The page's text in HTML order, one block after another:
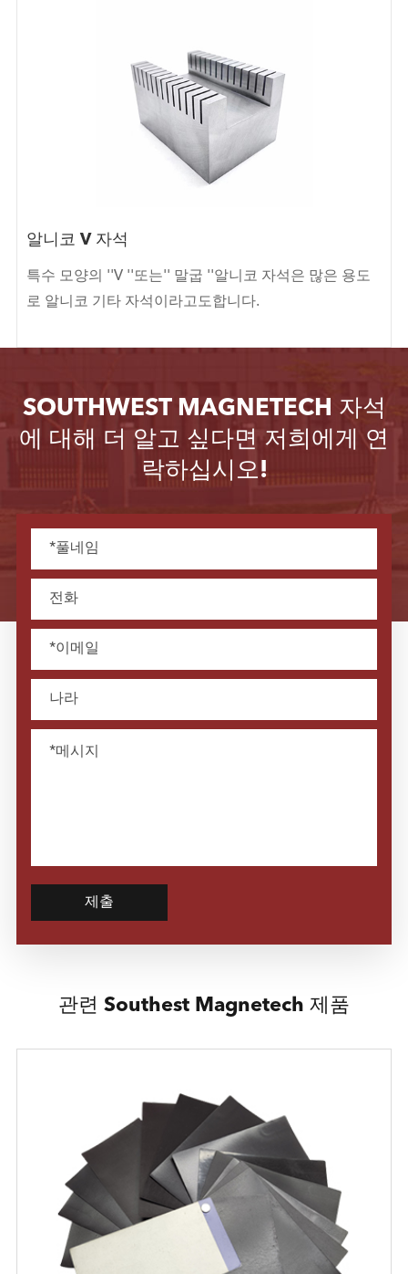
알니코 V 자석
특수 모양의 ''V ''또는'' 말굽 ''알니코 자석은 많은 용도
로 알니코 기타 자석이라고도합니다.
SOUTHWEST MAGNETECH 자석
에 대해 더 알고 싶다면 저희에게 연
락하십시오!
제출
관련 Southest Magnetech 제품